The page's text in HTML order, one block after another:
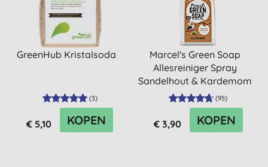
GreenHub Kristalsoda
(3)
€ 5,10 KOPEN
Marcel's Green Soap
Allesreiniger Spray
Sandelhout & Kardemom
(95)
€ 3,90 KOPEN